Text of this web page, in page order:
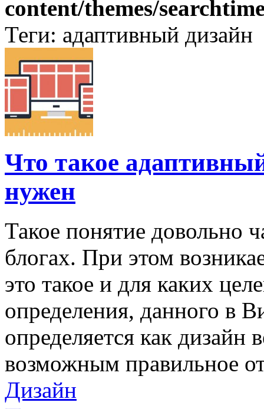
content/themes/
Теги: адаптивный дизайн
Что такое
нужен
Такое понятие довольно
блогах. При этом
это такое и для каких
определения, данного в
определяется как дизайн
возможным правильное
Дизайн